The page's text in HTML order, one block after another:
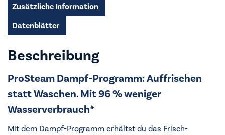
Zusätzliche Information
Datenblätter
Beschreibung
ProSteam Dampf-Programm: Auffrischen
statt Waschen. Mit 96 % weniger
Wasserverbrauch*
Mit dem Dampf-Programm erhältst du das Frisch-